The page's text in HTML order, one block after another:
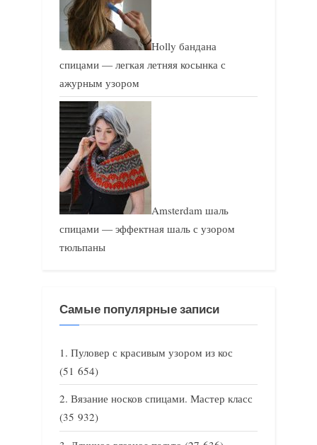
Holly бандана
спицами — легкая летняя косынка с
ажурным узором
Amsterdam шаль
спицами — эффектная шаль с узором
тюльпаны
Самые популярные записи
Пуловер с красивым узором из кос
(51 654)
Вязание носков спицами. Мастер класс
(35 932)